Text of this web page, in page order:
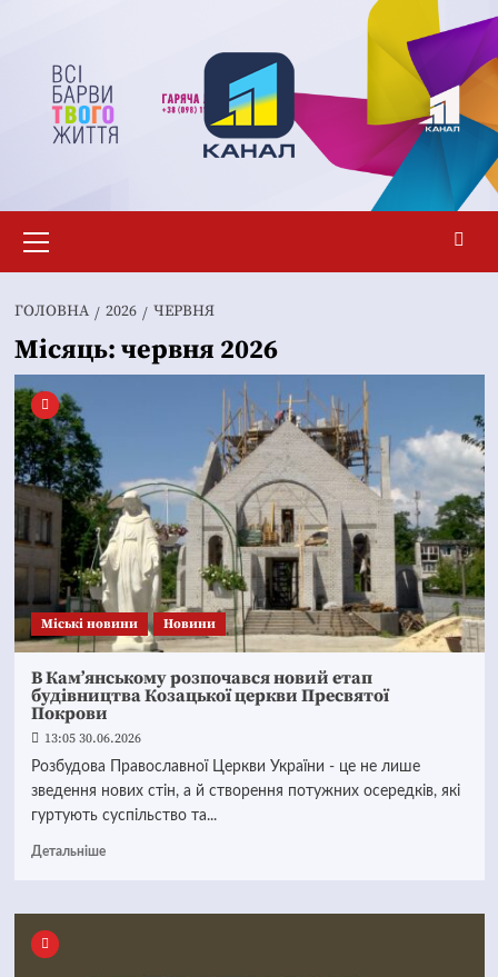
вмісту
меню
ГОЛОВНА 2026 ЧЕРВНЯ
Місяць: червня 2026
Mіські новини Новини
В Кам’янському розпочався новий етап
будівництва Козацької церкви Пресвятої
Покрови
13:05 30.06.2026
Розбудова Православної Церкви України - це не лише
зведення нових стін, а й створення потужних осередків, які
гуртують суспільство та...
Детальніше